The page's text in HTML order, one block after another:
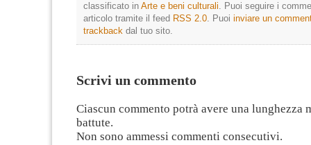
classificato in Arte e beni culturali. Puoi seguire i
articolo tramite il feed RSS 2.0. Puoi inviare un
trackback dal tuo sito.
Scrivi un commento
Ciascun commento potrà avere una lunghezza
battute.
Non sono ammessi commenti consecutivi.